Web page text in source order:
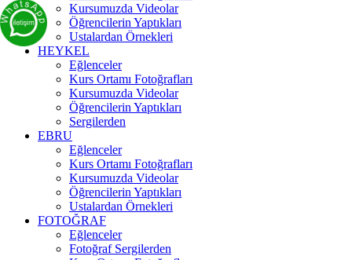
Kursumuzda Videolar
Öğrencilerin Yaptıkları
Ustalardan Örnekleri
HEYKEL
Eğlenceler
Kurs Ortamı Fotoğrafları
Kursumuzda Videolar
Öğrencilerin Yaptıkları
Sergilerden
EBRU
Eğlenceler
Kurs Ortamı Fotoğrafları
Kursumuzda Videolar
Öğrencilerin Yaptıkları
Ustalardan Örnekleri
FOTOĞRAF
Eğlenceler
Fotoğraf Sergilerden